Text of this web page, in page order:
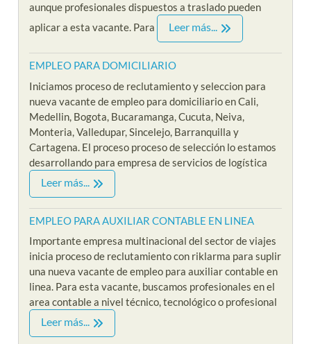
aunque profesionales dispuestos a traslado pueden
aplicar a esta vacante. Para
Leer más...
EMPLEO PARA DOMICILIARIO
Iniciamos proceso de reclutamiento y seleccion para
nueva vacante de empleo para domiciliario en Cali,
Medellin, Bogota, Bucaramanga, Cucuta, Neiva,
Monteria, Valledupar, Sincelejo, Barranquilla y
Cartagena. El proceso proceso de selección lo estamos
desarrollando para empresa de servicios de logística
Leer más...
EMPLEO PARA AUXILIAR CONTABLE EN LINEA
Importante empresa multinacional del sector de viajes
inicia proceso de reclutamiento con riklarma para suplir
una nueva vacante de empleo para auxiliar contable en
linea. Para esta vacante, buscamos profesionales en el
area contable a nivel técnico, tecnológico o profesional
Leer más...